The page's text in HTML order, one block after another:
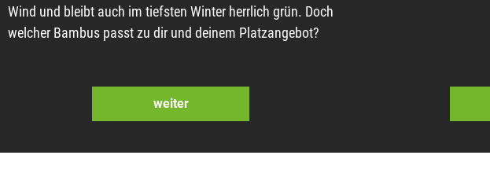
Wind und bleibt auch im tiefsten Winter herrlich grün. Doch
welcher Bambus passt zu dir und deinem Platzangebot?
weiter